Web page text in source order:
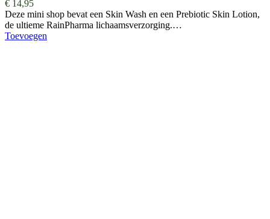
€ 14,95
Deze mini shop bevat een Skin Wash en een Prebiotic Skin Lotion,
de ultieme RainPharma lichaamsverzorging.…
Toevoegen